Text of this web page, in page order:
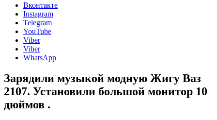
Вконтакте
Instagram
Telegram
YouTube
Viber
Viber
WhatsApp
Зарядили музыкой модную Жигу Ваз
2107. Установили большой монитор 10
дюймов .